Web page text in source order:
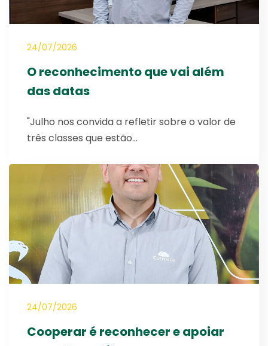
24/07/2026
O reconhecimento que vai além
das datas
"Julho nos convida a refletir sobre o valor de
três classes que estão…
24/07/2026
Cooperar é reconhecer e apoiar